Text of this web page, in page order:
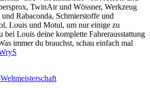
TwinAir und Wössner, Werkzeug
Rabaconda, Schmierstoffe und
Louis und Motul, um nur einige zu
bei Louis deine komplette Fahrerausstattung
immer du brauchst, schau einfach mal